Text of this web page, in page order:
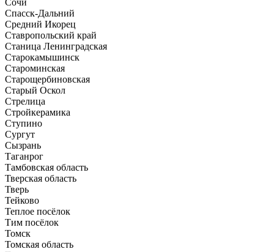
Спасск-Дальний
Средний Икорец
Ставропольский край
Станица Ленинградская
Старокамышинск
Староминская
Старощербиновская
Старый Оскол
Стрелица
Стройкерамика
Ступино
Сургут
Сызрань
Таганрог
Тамбовская область
Тверская область
Тверь
Тейково
Теплое посёлок
Тим посёлок
Томск
Томская область